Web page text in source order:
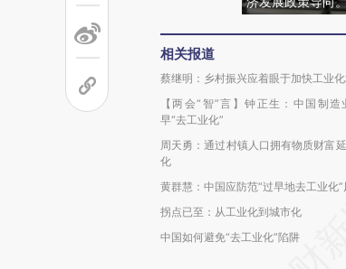
相关报道
蔡继明：乡村振兴应着眼于加快工业
【两会“智”言】钟正生：中国制造
早“去工业化”
周天勇：通过村镇人口拥有物质财富
化
黄群慧：中国应防范“过早地去工业化”
拐点已至：从工业化到城市化
中国如何避免“去工业化”陷阱